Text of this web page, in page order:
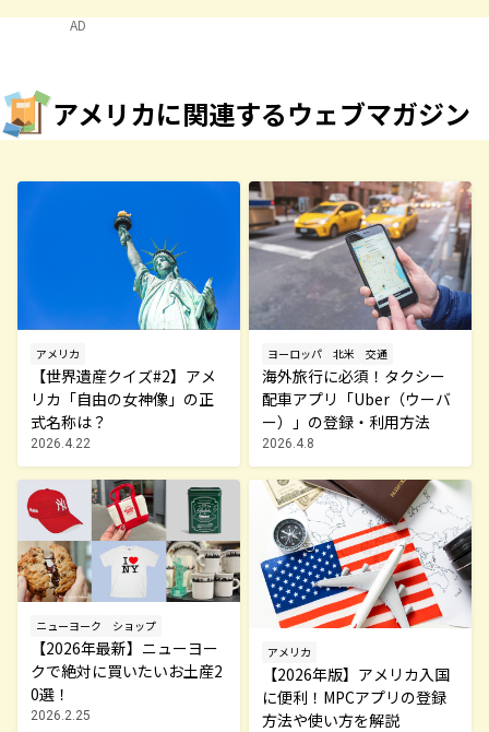
AD
アメリカに関連するウェブマガジン
アメリカ
【世界遺産クイズ#2】アメ
リカ「自由の女神像」の正
式名称は？
2026.4.22
ヨーロッパ 北米 交通
海外旅行に必須！タクシー
配車アプリ「Uber（ウーバ
ー）」の登録・利用方法
2026.4.8
ニューヨーク ショップ
【2026年最新】ニューヨー
クで絶対に買いたいお土産2
0選！
2026.2.25
アメリカ
【2026年版】アメリカ入国
に便利！MPCアプリの登録
方法や使い方を解説